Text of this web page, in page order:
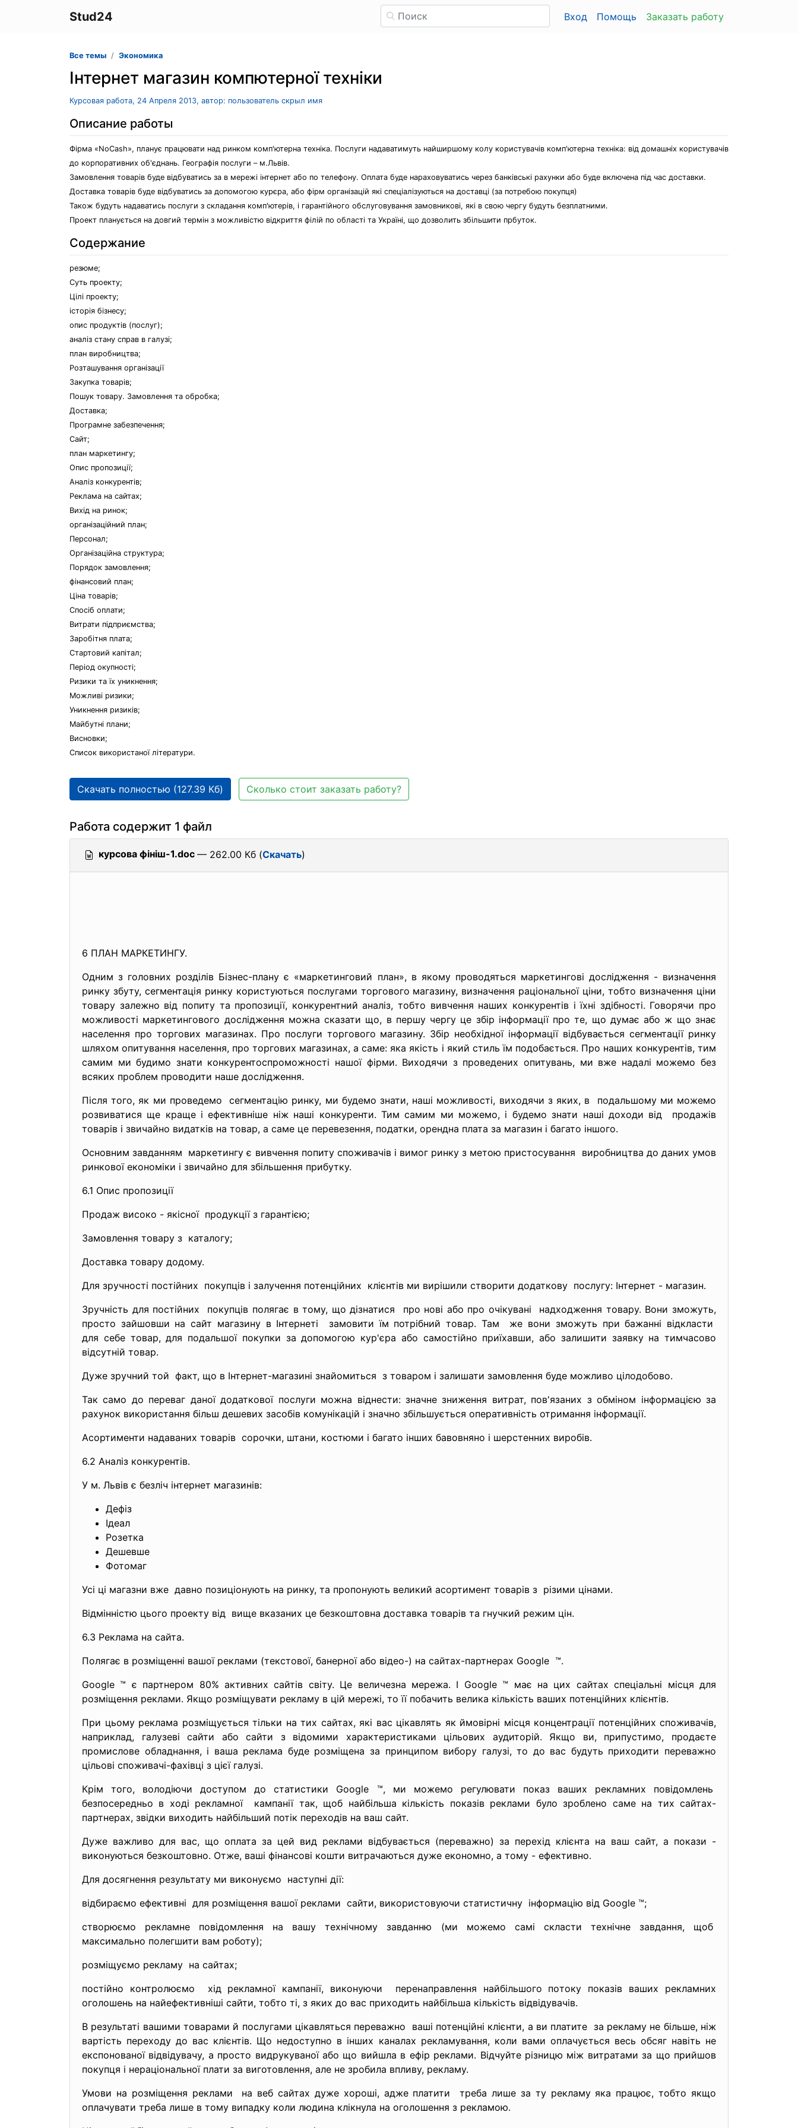
Stud24 Вход Помощь Заказать работу
Все темы Экономика
Інтернет магазин компютерної техніки
Курсовая работа, 24 Апреля 2013, автор: пользователь скрыл имя
Описание работы
Фірма «NoCash», планує працювати над ринком комп'ютерна техніка. Послуги надаватимуть найширшому колу користувачів комп'ютерна техніка: від домашніх користувачів
до корпоративних об'єднань. Географія послуги – м.Львів.
Замовлення товарів буде відбуватись за в мережі інтернет або по телефону. Оплата буде нараховуватись через банківські рахунки або буде включена під час доставки.
Доставка товарів буде відбуватись за допомогою курєра, або фірм організацій які спеціалізуються на доставці (за потребою покупця)
Також будуть надаватись послуги з складання комп'ютерів, і гарантійного обслуговування замовникові, які в свою чергу будуть безплатними.
Проект планується на довгий термін з можливістю відкриття філій по області та Україні, що дозволить збільшити прбуток.
Содержание
резюме;
Суть проекту;
Цілі проекту;
історія бізнесу;
опис продуктів (послуг);
аналіз стану справ в галузі;
план виробництва;
Розташування організації
Закупка товарів;
Пошук товару. Замовлення та обробка;
Доставка;
Програмне забезпечення;
Сайт;
план маркетингу;
Опис пропозиції;
Аналіз конкурентів;
Реклама на сайтах;
Вихід на ринок;
організаційний план;
Персонал;
Організаційна структура;
Порядок замовлення;
фінансовий план;
Ціна товарів;
Спосіб оплати;
Витрати підприємства;
Заробітня плата;
Стартовий капітал;
Період окупності;
Ризики та їх уникнення;
Можливі ризики;
Уникнення ризиків;
Майбутні плани;
Висновки;
Список використаної літератури.
Скачать полностью (127.39 Кб) Сколько стоит заказать работу?
Работа содержит 1 файл
курсова фініш-1.doc — 262.00 Кб (Скачать)
6 ПЛАН МАРКЕТИНГУ.
Одним з головних розділів Бізнес-плану є «маркетинговий план», в якому проводяться маркетингові дослідження - визначення
ринку збуту, сегментація ринку користуються послугами торгового магазину, визначення раціональної ціни, тобто визначення ціни
товару залежно від попиту та пропозиції, конкурентний аналіз, тобто вивчення наших конкурентів і їхні здібності. Говорячи про
можливості маркетингового дослідження можна сказати що, в першу чергу це збір інформації про те, що думає або ж що знає
населення про торгових магазинах. Про послуги торгового магазину. Збір необхідної інформації відбувається сегментації ринку
шляхом опитування населення, про торгових магазинах, а саме: яка якість і який стиль їм подобається. Про наших конкурентів, тим
самим ми будимо знати конкурентоспроможності нашої фірми. Виходячи з проведених опитувань, ми вже надалі можемо без
всяких проблем проводити наше дослідження.
Після того, як ми проведемо сегментацію ринку, ми будемо знати, наші можливості, виходячи з яких, в подальшому ми можемо
розвиватися ще краще і ефективніше ніж наші конкуренти. Тим самим ми можемо, і будемо знати наші доходи від продажів
товарів і звичайно видатків на товар, а саме це перевезення, податки, орендна плата за магазин і багато іншого.
Основним завданням маркетингу є вивчення попиту споживачів і вимог ринку з метою пристосування виробництва до даних умов
ринкової економіки і звичайно для збільшення прибутку.
6.1 Опис пропозиції
Продаж високо - якісної продукції з гарантією;
Замовлення товару з каталогу;
Доставка товару додому.
Для зручності постійних покупців і залучення потенційних клієнтів ми вирішили створити додаткову послугу: Інтернет - магазин.
Зручність для постійних покупців полягає в тому, що дізнатися про нові або про очікувані надходження товару. Вони зможуть,
просто зайшовши на сайт магазину в Інтернеті замовити їм потрібний товар. Там же вони зможуть при бажанні відкласти
для себе товар, для подальшої покупки за допомогою кур'єра або самостійно приїхавши, або залишити заявку на тимчасово
відсутній товар.
Дуже зручний той факт, що в Інтернет-магазині знайомиться з товаром і залишати замовлення буде можливо цілодобово.
Так само до переваг даної додаткової послуги можна віднести: значне зниження витрат, пов'язаних з обміном інформацією за
рахунок використання більш дешевих засобів комунікацій і значно збільшується оперативність отримання інформації.
Асортименти надаваних товарів сорочки, штани, костюми і багато інших бавовняно і шерстенних виробів.
6.2 Аналіз конкурентів.
У м. Львів є безліч інтернет магазинів:
Дефіз
Ідеал
Розетка
Дешевше
Фотомаг
Усі ці магазни вже давно позиціонують на ринку, та пропонують великий асортимент товарів з різими цінами.
Відмінністю цього проекту від вище вказаних це безкоштовна доставка товарів та гнучкий режим цін.
6.3 Реклама на сайта.
Полягає в розміщенні вашої реклами (текстової, банерної або відео-) на сайтах-партнерах Googlе ™.
Googlе ™ є партнером 80% активних сайтів світу. Це величезна мережа. І Googlе ™ має на цих сайтах спеціальні місця для
розміщення реклами. Якщо розміщувати рекламу в цій мережі, то її побачить велика кількість ваших потенційних клієнтів.
При цьому реклама розміщується тільки на тих сайтах, які вас цікавлять як ймовірні місця концентрації потенційних споживачів,
наприклад, галузеві сайти або сайти з відомими характеристиками цільових аудиторій. Якщо ви, припустимо, продаєте
промислове обладнання, і ваша реклама буде розміщена за принципом вибору галузі, то до вас будуть приходити переважно
цільові споживачі-фахівці з цієї галузі.
Крім того, володіючи доступом до статистики Google ™, ми можемо регулювати показ ваших рекламних повідомлень
безпосередньо в ході рекламної кампанії так, щоб найбільша кількість показів реклами було зроблено саме на тих сайтах-
партнерах, звідки виходить найбільший потік переходів на ваш сайт.
Дуже важливо для вас, що оплата за цей вид реклами відбувається (переважно) за перехід клієнта на ваш сайт, а покази -
виконуються безкоштовно. Отже, ваші фінансові кошти витрачаються дуже економно, а тому - ефективно.
Для досягнення результату ми виконуємо наступні дії:
відбираємо ефективні для розміщення вашої реклами сайти, використовуючи статистичну інформацію від Google ™;
створюємо рекламне повідомлення на вашу технічному завданню (ми можемо самі скласти технічне завдання, щоб
максимально полегшити вам роботу);
розміщуємо рекламу на сайтах;
постійно контролюємо хід рекламної кампанії, виконуючи перенаправлення найбільшого потоку показів ваших рекламних
оголошень на найефективніші сайти, тобто ті, з яких до вас приходить найбільша кількість відвідувачів.
В результаті вашими товарами й послугами цікавляться переважно ваші потенційні клієнти, а ви платите за рекламу не більше, ніж
вартість переходу до вас клієнтів. Що недоступно в інших каналах рекламування, коли вами оплачується весь обсяг навіть не
експонованої відвідувачу, а просто видрукуваної або що вийшла в ефір реклами. Відчуйте різницю між витратами за що прийшов
покупця і нераціональної плати за виготовлення, але не зробила впливу, рекламу.
Умови на розміщення реклами на веб сайтах дуже хороші, адже платити треба лише за ту рекламу яка працює, тобто якщо
оплачувати треба лише в тому випадку коли людина клікнула на оголошення з рекламою.